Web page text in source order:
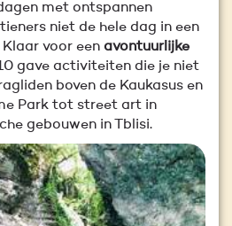
met ontspannen
niet de hele dag in een
voor een avontuurlijke
gave activiteiten die je niet
boven de Kaukasus en
Park tot street art in
gebouwen in Tblisi.